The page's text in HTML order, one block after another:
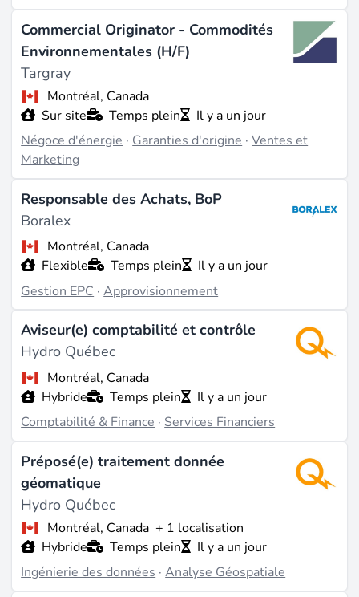
Commercial Originator - Commodités
Environnementales (H/F)
Targray
Montréal, Canada
Sur site
Temps plein
Il y a un jour
Négoce d'énergie · Garanties d'origine ·Ventes et
Marketing
Responsable des Achats, BoP
Boralex
Montréal, Canada
Flexible
Temps plein
Il y a un jour
Gestion EPC ·Approvisionnement
Aviseur(e) comptabilité et contrôle
Hydro Québec
Montréal, Canada
Hybride
Temps plein
Il y a un jour
Comptabilité & Finance · Services Financiers
Préposé(e) traitement donnée
géomatique
Hydro Québec
Montréal, Canada + 1 localisation
Hybride
Temps plein
Il y a un jour
Ingénierie des données ·Analyse Géospatiale